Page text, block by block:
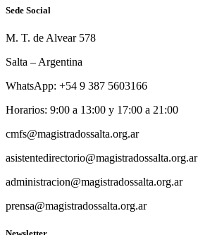
Sede Social
M. T. de Alvear 578
Salta – Argentina
WhatsApp: +54 9 387 5603166
Horarios: 9:00 a 13:00 y 17:00 a 21:00
cmfs@magistradossalta.org.ar
asistentedirectorio@magistradossalta.org.ar
administracion@magistradossalta.org.ar
prensa@magistradossalta.org.ar